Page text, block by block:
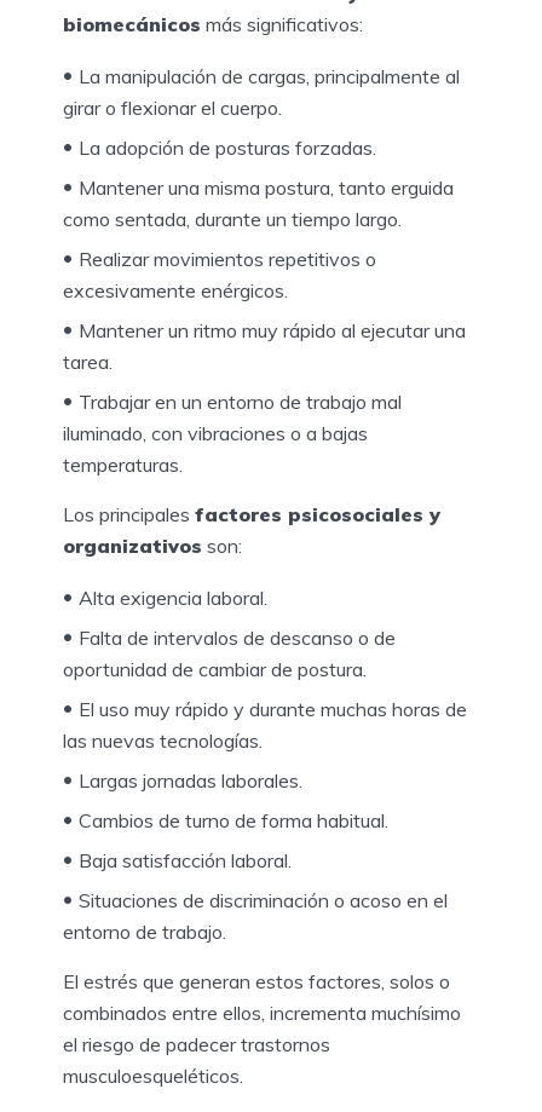
biomecánicos más significativos:
La manipulación de cargas, principalmente al
girar o flexionar el cuerpo.
La adopción de posturas forzadas.
Mantener una misma postura, tanto erguida
como sentada, durante un tiempo largo.
Realizar movimientos repetitivos o
excesivamente enérgicos.
Mantener un ritmo muy rápido al ejecutar una
tarea.
Trabajar en un entorno de trabajo mal
iluminado, con vibraciones o a bajas
temperaturas.
Los principales factores psicosociales y
organizativos son:
Alta exigencia laboral.
Falta de intervalos de descanso o de
oportunidad de cambiar de postura.
El uso muy rápido y durante muchas horas de
las nuevas tecnologías.
Largas jornadas laborales.
Cambios de turno de forma habitual.
Baja satisfacción laboral.
Situaciones de discriminación o acoso en el
entorno de trabajo.
El estrés que generan estos factores, solos o
combinados entre ellos, incrementa muchísimo
el riesgo de padecer trastornos
musculoesqueléticos.